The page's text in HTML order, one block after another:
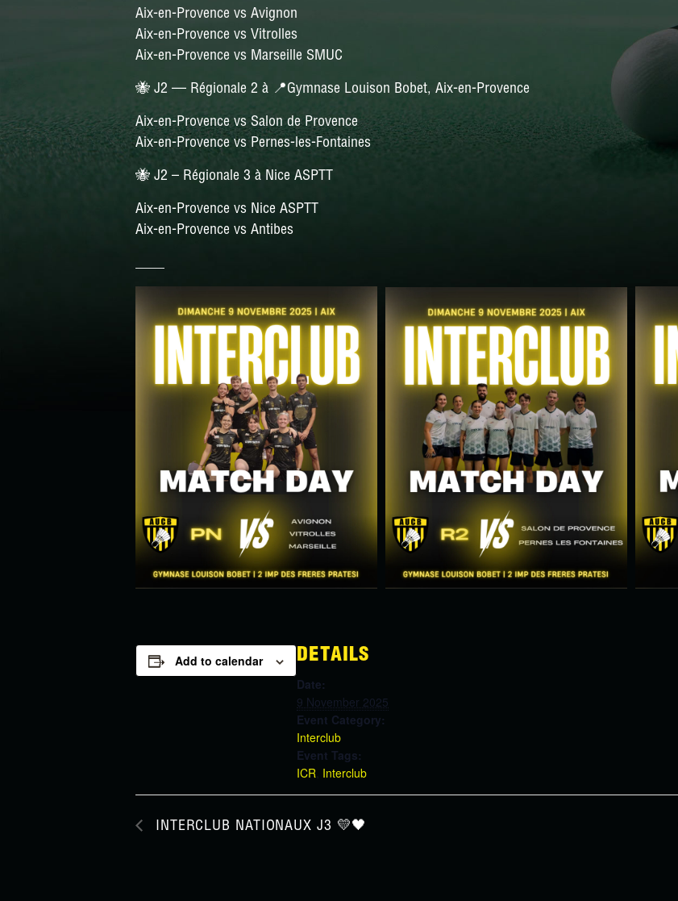
DÉPARTEMENTALE 5
DÉPARTEMENTALE 6
Aix-en-Provence vs Avignon
Aix-en-Provence vs Vitrolles
Aix-en-Provence vs Marseille SMUC
🐝 J2 — Régionale 2 à 📍Gymnase Louison Bobet, Aix-en-Provence
Aix-en-Provence vs Salon de Provence
Aix-en-Provence vs Pernes-les-Fontaines
🐝 J2 – Régionale 3 à Nice ASPTT
Aix-en-Provence vs Nice ASPTT
Aix-en-Provence vs Antibes
Add to calendar DETAILS
Date:
9 November 2025
Event Category:
Interclub
Event Tags:
ICR, Interclub
INTERCLUB NATIONAUX J3 💛🖤